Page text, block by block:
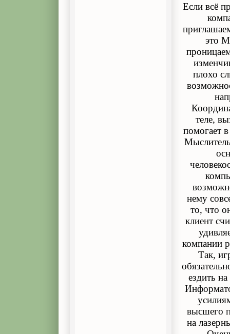
Если всё
это
плохо
теле,
помогает
нему
то, что
клиент
компании
Так,
ездить
высшего
на